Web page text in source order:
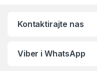
Kontaktirajte nas
Viber i WhatsApp